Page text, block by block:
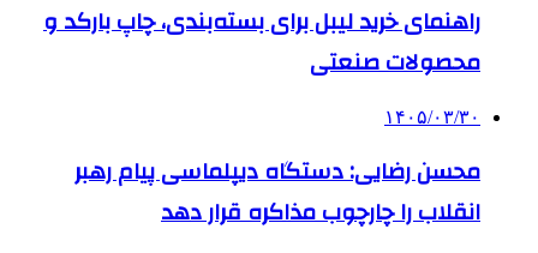
راهنمای خرید لیبل برای بسته‌بندی، چاپ بارکد و
محصولات صنعتی
۱۴۰۵/۰۳/۳۰
محسن رضایی: دستگاه دیپلماسی پیام رهبر
انقلاب را چارچوب مذاکره قرار دهد